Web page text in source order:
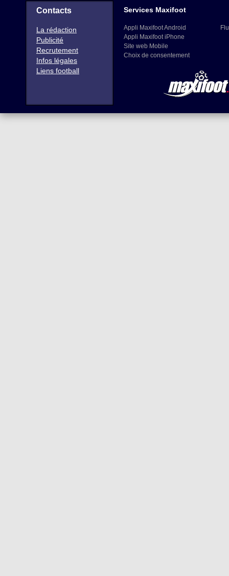
Contacts
La rédaction
Publicité
Recrutement
Infos légales
Liens football
Services Maxifoot
Appli Maxifoot Android
Appli Maxifoot iPhone
Site web Mobile
Choix de consentement